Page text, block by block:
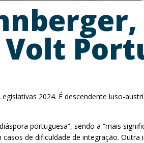
2024. É descendente luso-
portuguesa”, sendo a “mais
de dificuldade de integração.